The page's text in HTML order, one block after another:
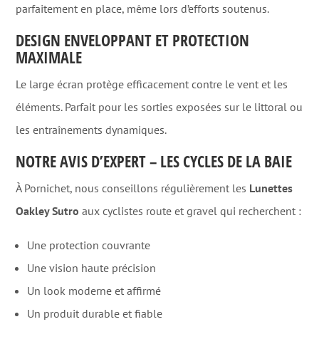
parfaitement en place, même lors d’efforts soutenus.
DESIGN ENVELOPPANT ET PROTECTION
MAXIMALE
Le large écran protège efficacement contre le vent et les
éléments. Parfait pour les sorties exposées sur le littoral ou
les entraînements dynamiques.
NOTRE AVIS D’EXPERT – LES CYCLES DE LA BAIE
À Pornichet, nous conseillons régulièrement les Lunettes
Oakley Sutro aux cyclistes route et gravel qui recherchent :
Une protection couvrante
Une vision haute précision
Un look moderne et affirmé
Un produit durable et fiable